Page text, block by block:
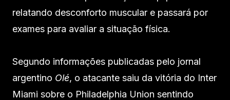
relatando desconforto muscular e passará por
exames para avaliar a situação física.
Segundo informações publicadas pelo jornal
argentino Olé, o atacante saiu da vitória do Inter
Miami sobre o Philadelphia Union sentindo